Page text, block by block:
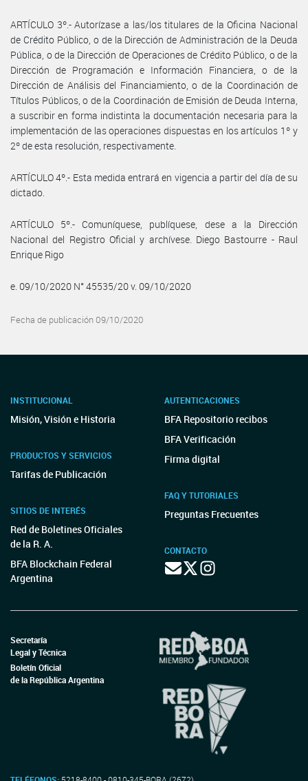
ARTÍCULO 3º.- Autorízase a las/los titulares de la Oficina Nacional
de Crédito Público, o de la Dirección de Administración de la Deuda
Pública, o de la Dirección de Operaciones de Crédito Público, o de la
Dirección de Programación e Información Financiera, o de la
Dirección de Análisis del Financiamiento, o de la Coordinación de
Títulos Públicos, o de la Coordinación de Emisión de Deuda Interna,
a suscribir en forma indistinta la documentación necesaria para la
implementación de las operaciones dispuestas en los artículos 1º y
2º de esta resolución, respectivamente.
ARTÍCULO 4º.- Esta medida entrará en vigencia a partir del día de su
dictado.
ARTÍCULO 5º.- Comuníquese, publíquese, dese a la Dirección
Nacional del Registro Oficial y archívese. Diego Bastourre - Raul
Enrique Rigo
e. 09/10/2020 N° 45535/20 v. 09/10/2020
Fecha de publicación 09/10/2020
INSTITUCIONAL
Misión, Visión e Historia
PRODUCTOS Y SERVICIOS
Tarifas de Publicación
SITIOS DE INTERÉS
Red de Boletines Oficiales
de la R. A.
BFA Blockchain Federal
Argentina
AUTENTICACIONES
BFA Repositorio recibos
BFA Verificación
Firma digital
FAQ Y TUTORIALES
Preguntas Frecuentes
CONTACTO
Secretaría
Legal y Técnica
Boletín Oficial
de la República Argentina